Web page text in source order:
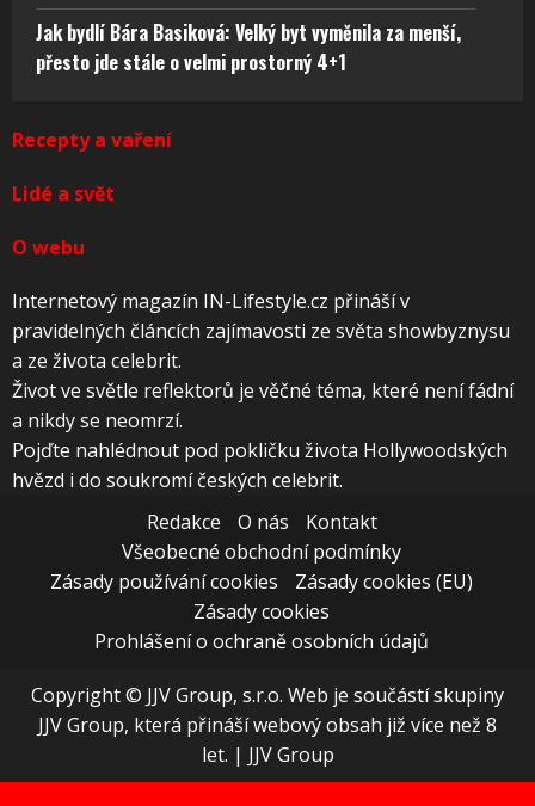
Jak bydlí Bára Basiková: Velký byt vyměnila za menší,
přesto jde stále o velmi prostorný 4+1
Recepty a vaření
Lidé a svět
O webu
Internetový magazín IN-Lifestyle.cz přináší v
pravidelných článcích zajímavosti ze světa showbyznysu
a ze života celebrit.
Život ve světle reflektorů je věčné téma, které není fádní
a nikdy se neomrzí.
Pojďte nahlédnout pod pokličku života Hollywoodských
hvězd i do soukromí českých celebrit.
Redakce
O nás
Kontakt
Všeobecné obchodní podmínky
Zásady používání cookies
Zásady cookies (EU)
Zásady cookies
Prohlášení o ochraně osobních údajů
Copyright © JJV Group, s.r.o. Web je součástí skupiny
JJV Group, která přináší webový obsah již více než 8
let. | JJV Group